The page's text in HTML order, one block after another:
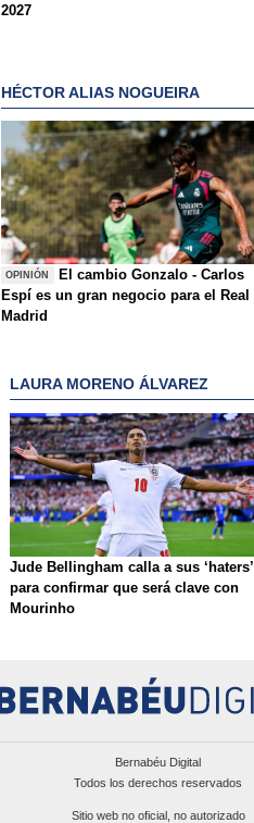
2027
HÉCTOR ALIAS NOGUEIRA
OPINIÓN
El cambio Gonzalo - Carlos
Espí es un gran negocio para el Real
Madrid
LAURA MORENO ÁLVAREZ
Jude Bellingham calla a sus ‘haters’
para confirmar que será clave con
Mourinho
Bernabéu Digital
Todos los derechos reservados
Sitio web no oficial, no autorizado